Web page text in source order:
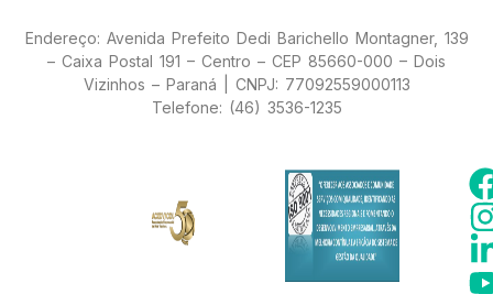
Endereço: Avenida Prefeito Dedi Barichello Montagner, 139
– Caixa Postal 191 – Centro – CEP 85660-000 – Dois
Vizinhos – Paraná | CNPJ: 77092559000113
Telefone: (46) 3536-1235